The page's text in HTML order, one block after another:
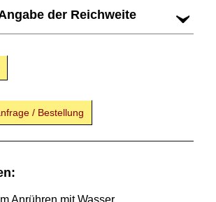
der Reichweite
/ Bestellung